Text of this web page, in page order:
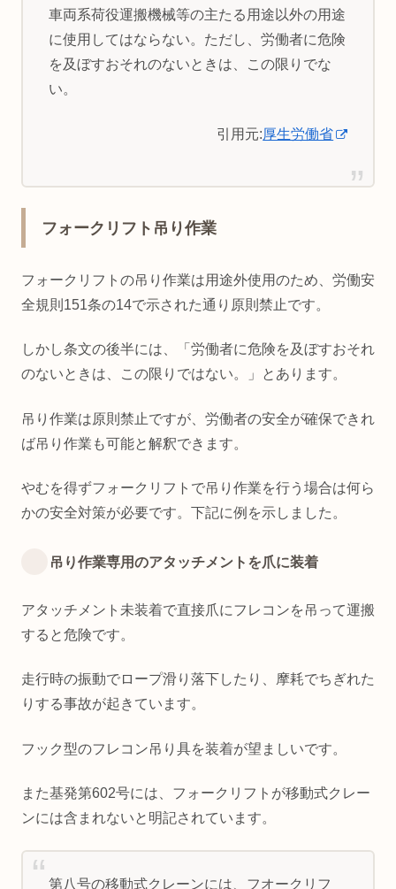
車両系荷役運搬機械等の主たる用途以外の用途
に使用してはならない。ただし、労働者に危険
を及ぼすおそれのないときは、この限りでな
い。
引用元:厚生労働省
フォークリフト吊り作業
フォークリフトの吊り作業は用途外使用のため、労働安
全規則151条の14で示された通り原則禁止です。
しかし条文の後半には、「労働者に危険を及ぼすおそれ
のないときは、この限りではない。」とあります。
吊り作業は原則禁止ですが、労働者の安全が確保できれ
ば吊り作業も可能と解釈できます。
やむを得ずフォークリフトで吊り作業を行う場合は何ら
かの安全対策が必要です。下記に例を示しました。
吊り作業専用のアタッチメントを爪に装着
アタッチメント未装着で直接爪にフレコンを吊って運搬
すると危険です。
走行時の振動でロープ滑り落下したり、摩耗でちぎれた
りする事故が起きています。
フック型のフレコン吊り具を装着が望ましいです。
また基発第602号には、フォークリフトが移動式クレー
ンには含まれないと明記されています。
第八号の移動式クレーンには、フオークリフ